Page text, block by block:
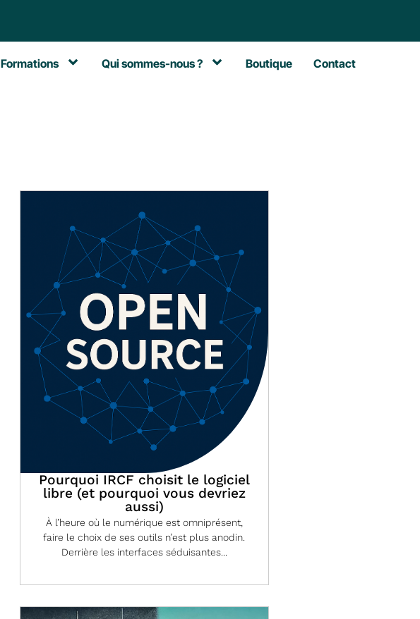
Formations Qui sommes-nous ? Boutique Contact
Pourquoi IRCF choisit le logiciel
libre (et pourquoi vous devriez
aussi)
À l’heure où le numérique est omniprésent,
faire le choix de ses outils n’est plus anodin.
Derrière les interfaces séduisantes...